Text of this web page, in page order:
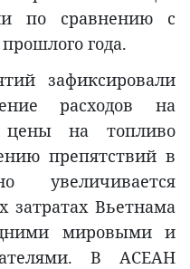
по сравнению с
года.
зафиксировали
расходов на
цены на топливо
препятствий в
увеличивается
затратах Вьетнама
мировыми и
В АСЕАН